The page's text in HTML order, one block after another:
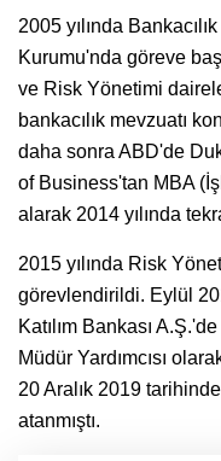
2005 yılında
Kurumu'nda göreve
ve Risk Yönetimi
bankacılık mevzuatı
daha sonra ABD'de
of Business'tan MBA
alarak 2014 yılında
2015 yılında Risk
görevlendirildi. Eylül
Katılım Bankası
Müdür Yardımcısı
20 Aralık 2019
atanmıştı.